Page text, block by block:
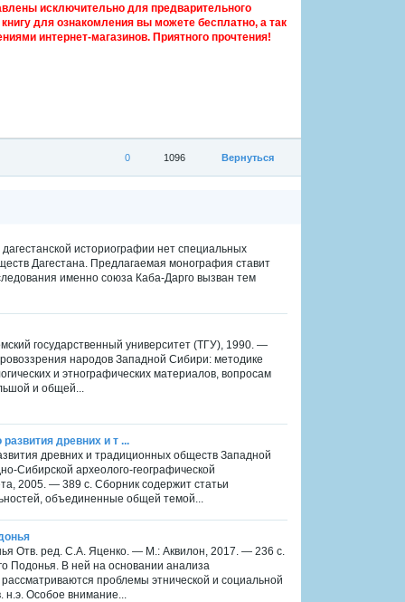
исключительно для предварительного
для ознакомления вы можете бесплатно, а так
интернет-магазинов. Приятного прочтения!
Вернуться
1096
0
историографии нет специальных
Дагестана. Предлагаемая монография ставит
именно союза Каба-Дарго вызван тем
государственный университет (ТГУ), 1990. —
народов Западной Сибири: методике
и этнографических материалов, вопросам
и общей...
древних и т ...
древних и традиционных обществ Западной
Сибирской археолого-географической
2005. — 389 с. Сборник содержит статьи
объединенные общей темой...
Отв. ред. С.А. Яценко. — М.: Аквилон, 2017. — 236 с.
Подонья. В ней на основании анализа
проблемы этнической и социальной
Особое внимание...